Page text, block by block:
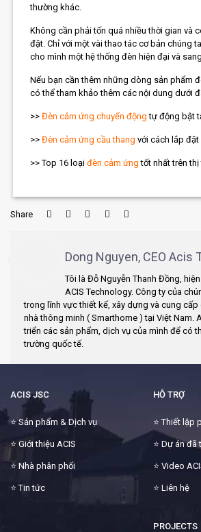
thường khác.
Không cần phải tốn quá nhiều thời gian và
đặt. Chỉ với một vài thao tác cơ bản chúng
cho mình một hệ thống đèn hiện đại và
Nếu bạn cần thêm những dòng sản phẩm
có thể tham khảo thêm các nội dung dưới
>>Đèn cảm ứng chuyển động tự động bật
>>Đèn cảm ứng cầu thang với cách lắp
>> Top 16 loạiđèn cảm ứng tốt nhất trên
Share
Dong Nguyen, CEO Acis
Tôi là Đỗ Nguyễn Thanh Đồng,
ACIS Technology. Công ty của
trong lĩnh vực thiết kế, xây dựng và cung
nhà thông minh ( Smarthome ) tại Việt Nam.
triển các sản phẩm, dịch vụ của mình để có
trường quốc tế.
ACIS JSC
⭐Sản phẩm & Dịch vụ
⭐ Giới thiệu ACIS
⭐ Nhà phân phối
⭐Tin tức
HỖ TRỢ
⭐Thiết lập
⭐ Dự án đã
⭐ Video
⭐ Liên hệ
PROJECTS